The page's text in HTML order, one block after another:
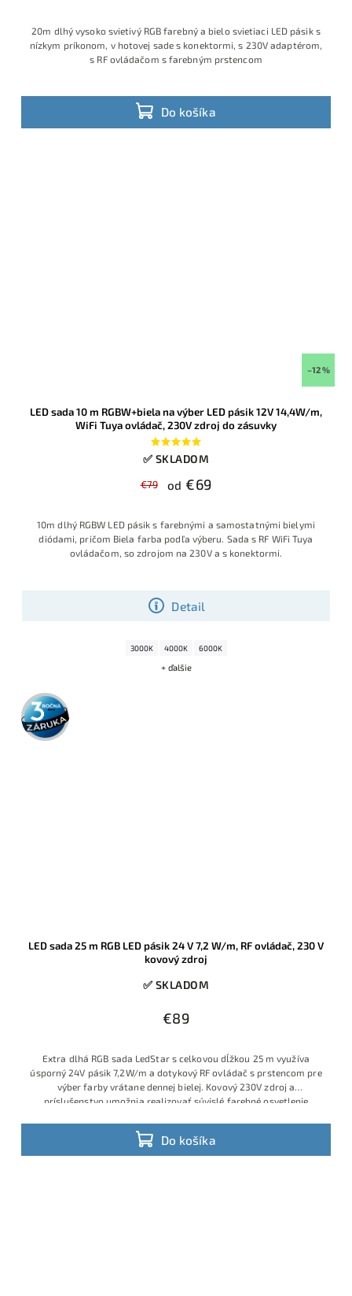
Do košíka
20m dlhý vysoko svietivý RGB farebný a bielo svietiaci LED pásik s
nízkym príkonom, v hotovej sade s konektormi, s 230V adaptérom,
s RF ovládačom s farebným prstencom
–12 %
LED sada 10 m RGBW+biela na výber LED pásik 12V 14,4W/m,
WiFi Tuya ovládač, 230V zdroj do zásuvky
✅ SKLADOM
€79 od €69
Detail
10m dlhý RGBW LED pásik s farebnými a samostatnými bielymi
diódami, pričom Biela farba podľa výberu. Sada s RF WiFi Tuya
ovládačom, so zdrojom na 230V a s konektormi.
3000K 4000K 6000K
+ ďalšie
3 roky
záruka
LED sada 25 m RGB LED pásik 24 V 7,2 W/m, RF ovládač, 230 V
kovový zdroj
✅ SKLADOM
€89
Do košíka
Extra dlhá RGB sada LedStar s celkovou dĺžkou 25 m využíva
úsporný 24V pásik 7,2W/m a dotykový RF ovládač s prstencom pre
výber farby vrátane dennej bielej. Kovový 230V zdroj a
príslušenstvo umožnia realizovať súvislé farebné osvetlenie
bez skladania viacerých kratších sád